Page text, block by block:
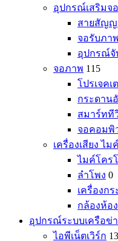
อุปกรณ์เสริมจ
สายสัญ
จอรับภา
อุปกรณ์จั
จอภาพ 115
โปรเจคเ
กระดาน
สมาร์ทที
จอคอมพิ
เครื่องเสียง ไ
ไมค์โคร
ลำโพง 0
เครื่องกร
กล้องห้อ
อุปกรณ์ระบบเครือข่
ไอพีเน็ตเวิร์ก